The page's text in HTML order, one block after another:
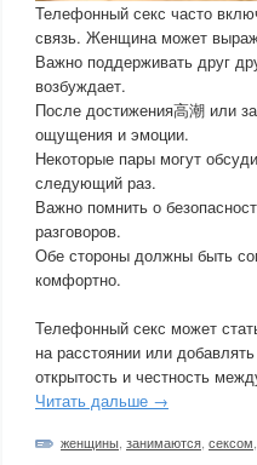
Телефонный секс часто
связь. Женщина может
Важно поддерживать друг
возбуждает.
После достижения高潮 или
ощущения и эмоции.
Некоторые пары могут
следующий раз.
Важно помнить о
разговоров.
Обе стороны должны быть
комфортно.
Телефонный секс может
на расстоянии или
открытость и честность
Читать дальше →
женщины занимаются сексом